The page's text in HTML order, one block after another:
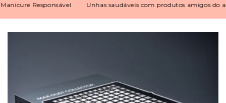
Responsável Unhas saudáveis com produtos amigos do